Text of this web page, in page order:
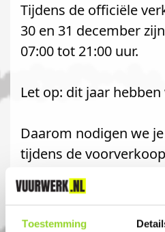
Toestemming
Tijdens de officiële
30 en 31 december
07:00 tot 21:00 uur.
Let op: dit jaar
Daarom nodigen we
tijdens de
te komen. We hebben
voorraad dat je alleen
bekijken en bestellen.